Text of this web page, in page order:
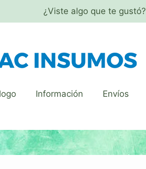
¿Viste algo que te gustó?
Información Envíos